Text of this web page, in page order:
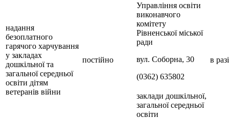
надання
безоплатного
гарячого харчування
у закладах
дошкільної та
загальної середньої
освіти дітям
ветеранів війни
постійно
Управління освіти
виконавчого
комітету
Рівненської міської
ради
вул. Соборна, 30
(0362) 635802
в
заклади дошкільної,
загальної середньої
освіти